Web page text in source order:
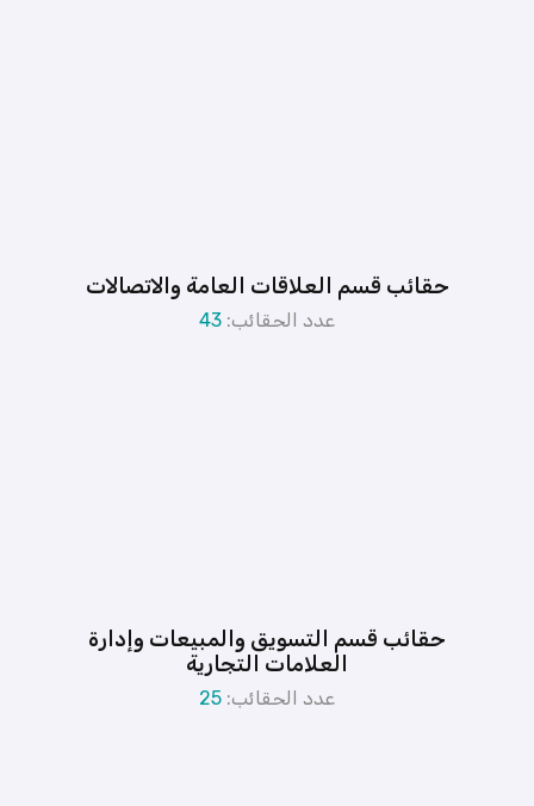
حقائب قسم العلاقات العامة والاتصالات
عدد الحقائب: 43
حقائب قسم التسويق والمبيعات وإدارة
العلامات التجارية
عدد الحقائب: 25